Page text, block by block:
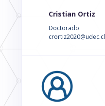
Cristian Ortiz
Doctorado
crortiz2020@udec.cl